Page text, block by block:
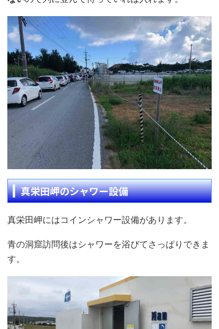
真栄田岬のシャワー設備
真栄田岬にはコインシャワー設備があります。
青の洞窟訪問後はシャワーを浴びてさっぱりできま
す。